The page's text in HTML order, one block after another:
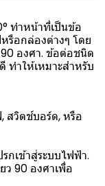
ทำหน้าที่เป็นข้อ
รือกล่องต่างๆ โดย
90 องศา. ข้อต่อชนิด
ทำให้เหมาะสำหรับ
สวิตช์บอร์ด, หรือ
กเข้าสู่ระบบไฟฟ้า.
ว 90 องศาเพื่อ